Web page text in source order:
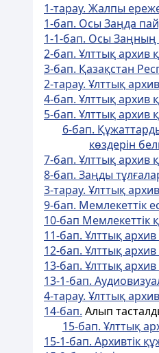
1-тарау. Жалпы
1-бап. Осы Заңда
1-1-бап. Осы Заңның
2-бап. Ұлттық архив
3-бап. Қазақстан
2-тарау. Ұлттық
4-бап. Ұлттық
5-бап. Ұлттық архив
6-бап.
көздерін
7-бап. Ұлттық архив
8-бап. Заңды
3-тарау. Ұлттық
9-бап. Мемлекеттік
10-бап Мемлекеттік
11-бап. Ұлттық
12-бап. Ұлттық
13-бап. Ұлттық
13-1-бап.
4-тарау. Ұлттық
14-бап. Алып
15-бап. Ұлттық
15-1-бап. Архивтік